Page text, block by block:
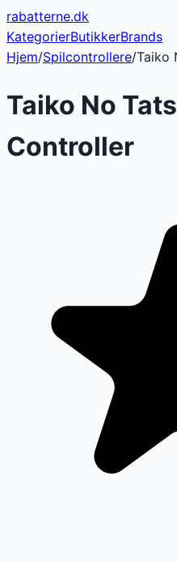
rabatterne.dk
KategorierButikkerBrands
Hjem/Spilcontrollere/Taiko
Taiko No
Controller